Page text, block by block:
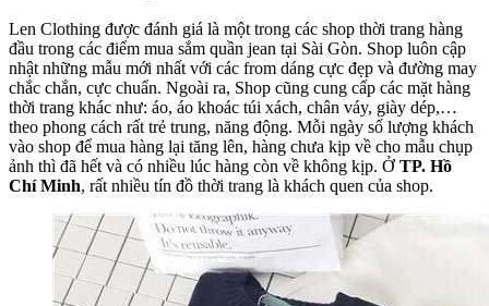
Len Clothing được đánh giá là một trong các shop thời trang hàng
đầu trong các điểm mua sắm quần jean tại Sài Gòn. Shop luôn cập
nhật những mẫu mới nhất với các from dáng cực đẹp và đường may
chắc chắn, cực chuẩn. Ngoài ra, Shop cũng cung cấp các mặt hàng
thời trang khác như: áo, áo khoác túi xách, chân váy, giày dép,…
theo phong cách rất trẻ trung, năng động. Mỗi ngày số lượng khách
vào shop để mua hàng lại tăng lên, hàng chưa kịp về cho mẫu chụp
ảnh thì đã hết và có nhiều lúc hàng còn về không kịp. Ở TP. Hồ
Chí Minh, rất nhiều tín đồ thời trang là khách quen của shop.